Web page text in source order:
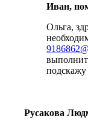
Иван,
Ольга,
Русакова